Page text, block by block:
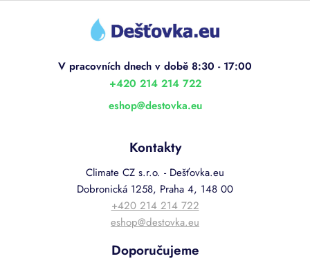
Z
eshop@destovka.eu
+420 214 214 722
Kontakty
Climate CZ s.r.o. - Dešťovka.eu
Dobronická 1258, Praha 4, 148 00
+420 214 214 722
eshop@destovka.eu
Doporučujeme